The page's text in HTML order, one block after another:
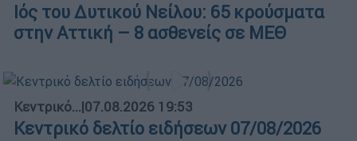
Ιός του Δυτικού Νείλου: 65 κρούσματα
στην Αττική – 8 ασθενείς σε ΜΕΘ
Κεντρικό...|07.08.2026 19:53
Κεντρικό δελτίο ειδήσεων 07/08/2026